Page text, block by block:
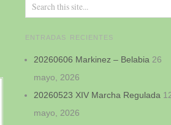
ENTRADAS RECIENTES
20260606 Markinez – Belabia 26
mayo, 2026
20260523 XIV Marcha Regulada
mayo, 2026